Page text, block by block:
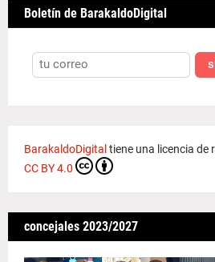
Boletín de BarakaldoDigital
BarakaldoDigitaltiene una licencia de
CC BY 4.0
concejales 2023/2027